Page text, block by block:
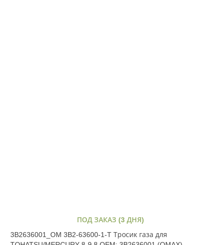
ПОД ЗАКАЗ (3 ДНЯ)
3B2636001_OM 3B2-63600-1-T Тросик газа для